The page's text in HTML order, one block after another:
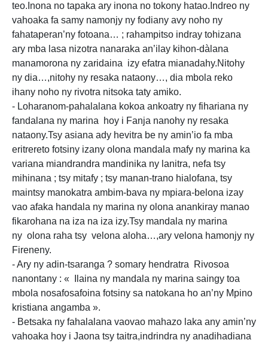
teo.Inona no tapaka ary inona no tokony hatao.Indreo ny
vahoaka fa samy namonjy ny fodiany avy noho ny
fahataperan’ny fotoana… ; rahampitso indray tohizana
ary mba lasa nizotra nanaraka an’ilay kihon-dàlana
manamorona ny zaridaina izy efatra mianadahy.Nitohy
ny dia…,nitohy ny resaka nataony…, dia mbola reko
ihany noho ny rivotra nitsoka taty amiko.
- Loharanom-pahalalana kokoa ankoatry ny fihariana ny
fandalana ny marina hoy i Fanja nanohy ny resaka
nataony.Tsy asiana ady hevitra be ny amin’io fa mba
eritrereto fotsiny izany olona mandala mafy ny marina ka
variana miandrandra mandinika ny lanitra, nefa tsy
mihinana ; tsy mitafy ; tsy manan-trano hialofana, tsy
maintsy manokatra ambim-bava ny mpiara-belona izay
vao afaka handala ny marina ny olona anankiray manao
fikarohana na iza na iza izy.Tsy mandala ny marina
ny olona raha tsy velona aloha…,ary velona hamonjy ny
Fireneny.
- Ary ny adin-tsaranga ? somary hendratra Rivosoa
nanontany : « Ilaina ny mandala ny marina saingy toa
mbola nosafosafoina fotsiny sa natokana ho an’ny Mpino
kristiana angamba ».
- Betsaka ny fahalalana vaovao mahazo laka any amin’ny
vahoaka hoy i Jaona tsy taitra,indrindra ny anadihadiana